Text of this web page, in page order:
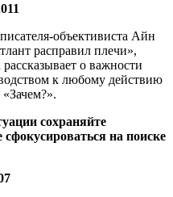
объективиста Айн
расправил плечи»,
о важности
к любому действию
сохраняйте
на поиске